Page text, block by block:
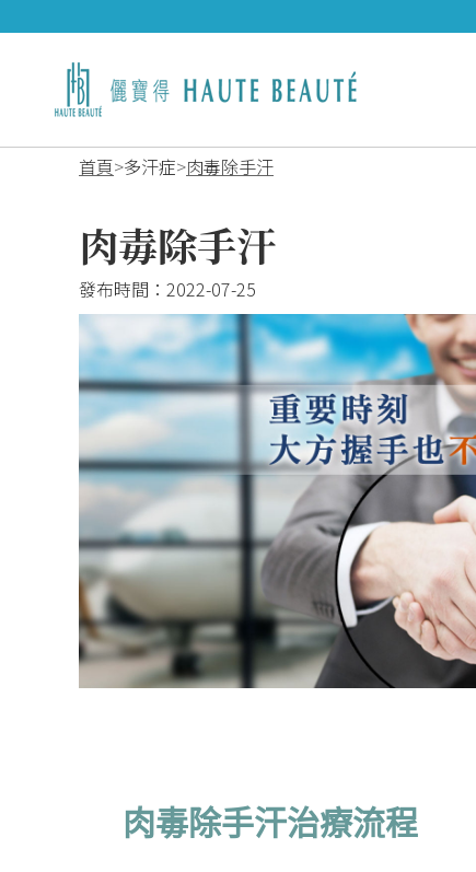
首頁 多汗症 肉毒除手汗
肉毒除手汗
發布時間： 2022-07-25
肉毒除手汗治療流程